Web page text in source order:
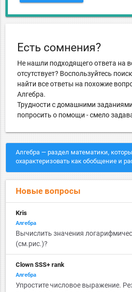
Есть сомнения?
Не нашли подходящего ответа на
отсутствует? Воспользуйтесь
найти все ответы на похожие
Алгебра.
Трудности с домашними
попросить о помощи - смело
Алгебра — раздел математики,
охарактеризовать как обобщение и
Новые вопросы
Kris
Алгебра
Вычислить значения
(см.рис.)?
Clown SSS+ rank
Алгебра
Упростите числовое выражение.